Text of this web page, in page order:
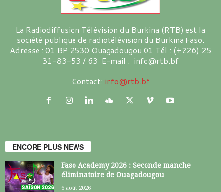
La Radiodiffusion Télévision du Burkina (RTB) est la
société publique de radiotélévision du Burkina Faso.
Adresse : 01 BP 2530 Ouagadougou 01 Tél : (+226) 25
31-83-53 / 63 E-mail : info@rtb.bf
Contact: info@rtb.bf
ENCORE PLUS NEWS
Faso Academy 2026 : Seconde manche
éliminatoire de Ouagadougou
6 août 2026